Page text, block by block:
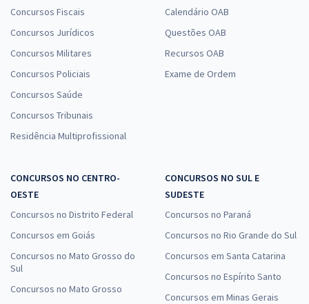
Concursos Fiscais
Concursos Jurídicos
Concursos Militares
Concursos Policiais
Concursos Saúde
Concursos Tribunais
Residência Multiprofissional
Calendário OAB
Questões OAB
Recursos OAB
Exame de Ordem
CONCURSOS NO CENTRO-
OESTE
Concursos no Distrito Federal
Concursos em Goiás
Concursos no Mato Grosso do
Sul
Concursos no Mato Grosso
CONCURSOS NO SUL E
SUDESTE
Concursos no Paraná
Concursos no Rio Grande do Sul
Concursos em Santa Catarina
Concursos no Espírito Santo
Concursos em Minas Gerais